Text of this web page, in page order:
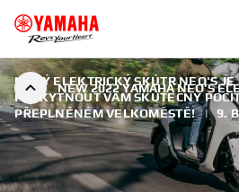
NEW 2022 YAMAHA NEO’S
NOVÝ ELEKTRICKÝ SKÚTR NEO'S JE
POSKYTNOUT VÁM SKUTEČNÝ
PŘEPLNĚNÉM VELKOMĚSTĚ! | 9.